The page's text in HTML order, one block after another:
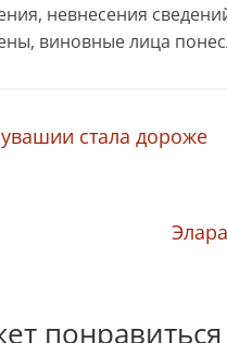
невнесения
виновные лица
стала дороже
понравиться